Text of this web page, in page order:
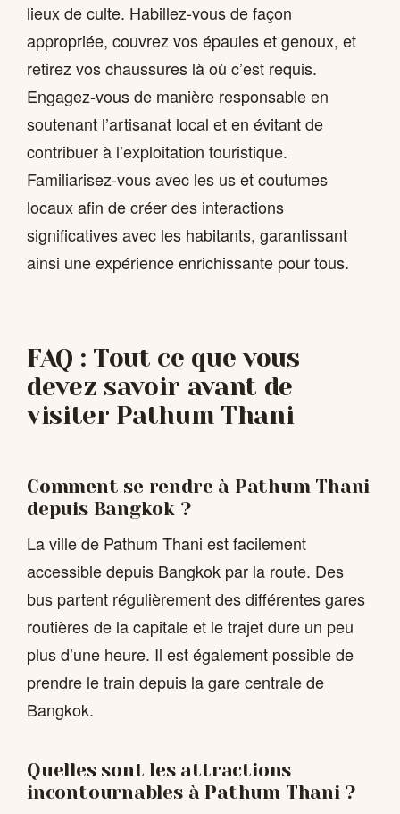
lieux de culte. Habillez-vous de façon
appropriée, couvrez vos épaules et genoux, et
retirez vos chaussures là où c’est requis.
Engagez-vous de manière responsable en
soutenant l’artisanat local et en évitant de
contribuer à l’exploitation touristique.
Familiarisez-vous avec les us et coutumes
locaux afin de créer des interactions
significatives avec les habitants, garantissant
ainsi une expérience enrichissante pour tous.
FAQ : Tout ce que vous
devez savoir avant de
visiter Pathum Thani
Comment se rendre à Pathum Thani
depuis Bangkok ?
La ville de Pathum Thani est facilement
accessible depuis Bangkok par la route. Des
bus partent régulièrement des différentes gares
routières de la capitale et le trajet dure un peu
plus d’une heure. Il est également possible de
prendre le train depuis la gare centrale de
Bangkok.
Quelles sont les attractions
incontournables à Pathum Thani ?